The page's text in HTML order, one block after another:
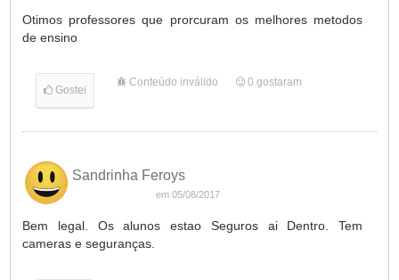
Otimos professores que prorcuram os melhores metodos
de ensino
Gostei
Conteúdo inválido 0 gostaram
Sandrinha Feroys
em 05/08/2017
Bem legal. Os alunos estao Seguros ai Dentro. Tem
cameras e seguranças.